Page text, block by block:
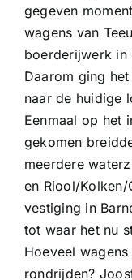
gegeven
wagens van
boerderijwerk in
Daarom ging
naar de huidige
Eenmaal op het
gekomen
meerdere
en Riool/Kolken/
vestiging in
tot waar het nu
Hoeveel
rondrijden?